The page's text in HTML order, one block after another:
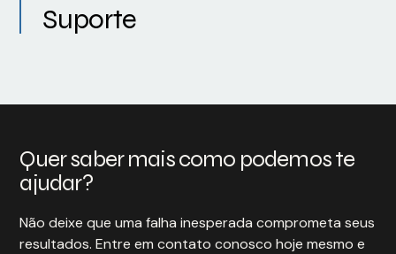
Suporte
Quer saber mais como podemos te
ajudar?
Não deixe que uma falha inesperada comprometa seus
resultados. Entre em contato conosco hoje mesmo e